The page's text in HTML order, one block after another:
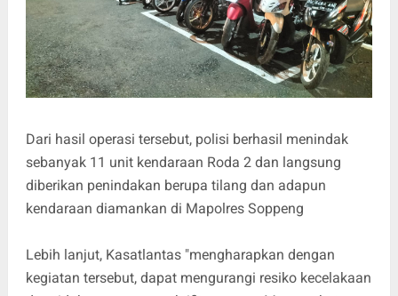
Dari hasil operasi tersebut, polisi berhasil menindak
sebanyak 11 unit kendaraan Roda 2 dan langsung
diberikan penindakan berupa tilang dan adapun
kendaraan diamankan di Mapolres Soppeng
Lebih lanjut, Kasatlantas "mengharapkan dengan
kegiatan tersebut, dapat mengurangi resiko kecelakaan